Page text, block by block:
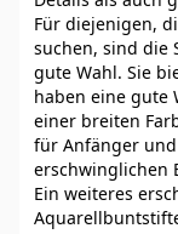
Für diejenigen,
suchen, sind die
gute Wahl. Sie
haben eine gute
einer breiten
für Anfänger
erschwinglichen
Ein weiteres